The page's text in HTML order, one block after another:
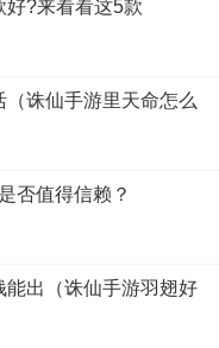
好?来看看这5款
诛仙手游里天命怎么
否值得信赖？
出（诛仙手游羽翅好